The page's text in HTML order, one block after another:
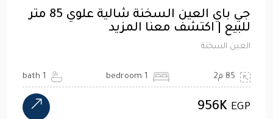
جي باي العين السخنة شالية علوي 85 متر
للبيع | اكتشف معنا المزيد
العين السخنة
85 م2 1 bedroom
1 bath
956K EGP